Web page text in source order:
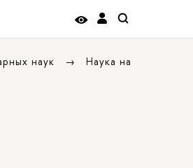
наук Наука на